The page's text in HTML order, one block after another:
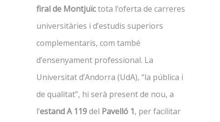
firal de Montjuïctota l’oferta de carreres
universitàries i d’estudis superiors
complementaris, com també
d’ensenyament professional. La
Universitat d’Andorra (UdA), “la pública i
de qualitat”, hi serà present de nou, a
l’estand A 119del Pavelló 1, per facilitar